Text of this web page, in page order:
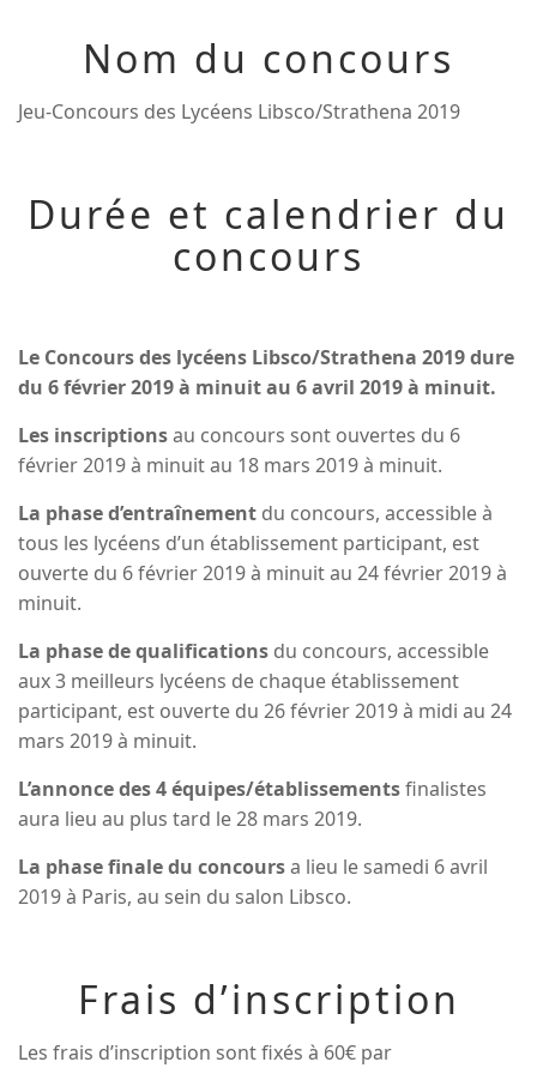
Nom du concours
Jeu-Concours des Lycéens Libsco/Strathena 2019
Durée et calendrier du
concours
Le Concours des lycéens Libsco/Strathena 2019 dure
du 6 février 2019 à minuit au 6 avril 2019 à minuit.
Les inscriptionsau concours sont ouvertes du 6
février 2019 à minuit au 18 mars 2019 à minuit.
La phase d’entraînement du concours, accessible à
tous les lycéens d’un établissement participant, est
ouverte du 6 février 2019 à minuit au 24 février 2019 à
minuit.
La phase de qualifications du concours, accessible
aux 3 meilleurs lycéens de chaque établissement
participant, est ouverte du 26 février 2019 à midi au 24
mars 2019 à minuit.
L’annonce des 4 équipes/établissementsfinalistes
aura lieu au plus tard le 28 mars 2019.
La phase finale du concoursa lieu le samedi 6 avril
2019 à Paris, au sein du salon Libsco.
Frais d’inscription
Les frais d’inscription sont fixés à 60€ par